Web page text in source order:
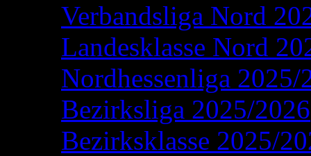
Verbandsliga Nord
Landesklasse Nord
Nordhessenliga 2025/
Bezirksliga 2025/2026
Bezirksklasse 2025/